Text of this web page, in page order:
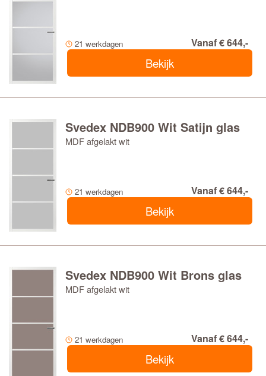
21 werkdagen Vanaf € 644,-
Bekijk
Svedex NDB900 Wit Satijn glas
MDF afgelakt wit
21 werkdagen Vanaf € 644,-
Bekijk
Svedex NDB900 Wit Brons glas
MDF afgelakt wit
21 werkdagen Vanaf € 644,-
Bekijk